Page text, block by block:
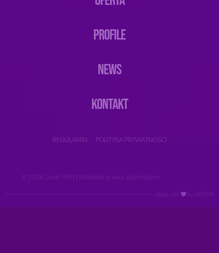
PROFILE
NEWS
KONTAKT
REGULAMIN POLITYKA PRYWATNOŚCI
© 2026 Level PRO | Wszelkie prawa zastrzeżone
HACHA